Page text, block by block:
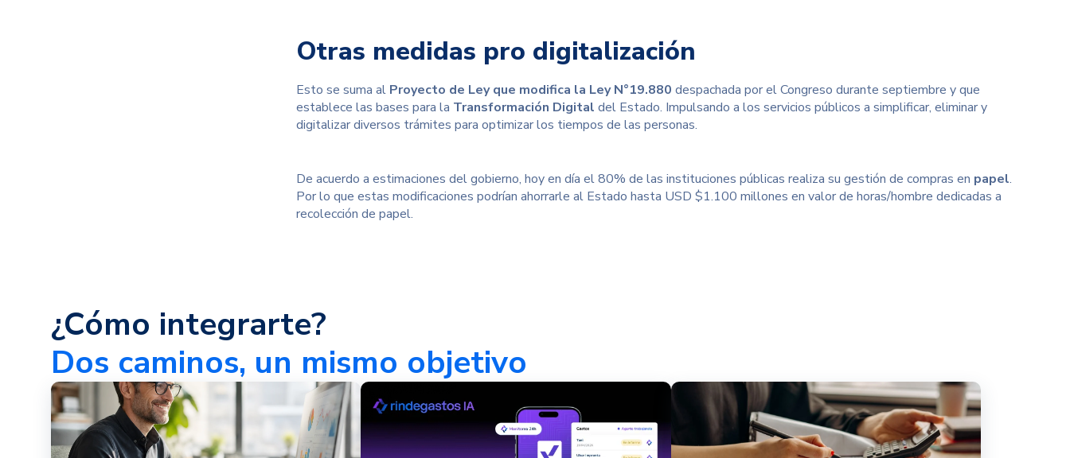
Otras medidas pro digitalización
Esto se suma al Proyecto de Ley que modifica la Ley N°19.880 despachada por el Congreso durante septiembre y que
establece las bases para la Transformación Digital del Estado. Impulsando a los servicios públicos a simplificar, eliminar y
digitalizar diversos trámites para optimizar los tiempos de las personas.
De acuerdo a estimaciones del gobierno, hoy en día el 80% de las instituciones públicas realiza su gestión de compras en papel.
Por lo que estas modificaciones podrían ahorrarle al Estado hasta USD $1.100 millones en valor de horas/hombre dedicadas a
recolección de papel.
¿Cómo integrarte?
Dos caminos, un mismo objetivo